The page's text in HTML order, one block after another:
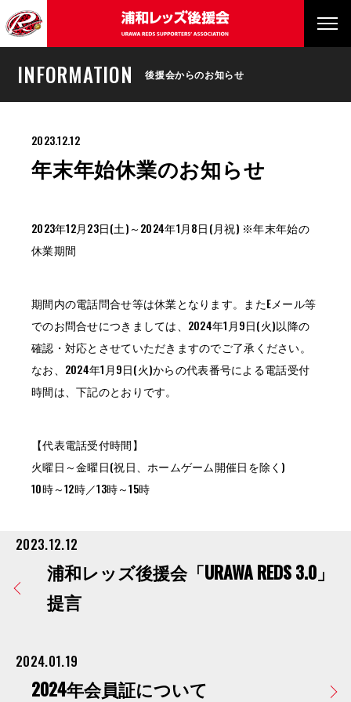
INFORMATION 後援会からのお知らせ
2023.12.12
年末年始休業のお知らせ
2023年12月23日(土)～2024年1月8日(月祝) ※年末年始の
休業期間
期間内の電話問合せ等は休業となります。またEメール等
でのお問合せにつきましては、2024年1月9日(火)以降の
確認・対応とさせていただきますのでご了承ください。
なお、2024年1月9日(火)からの代表番号による電話受付
時間は、下記のとおりです。
【代表電話受付時間】
火曜日～金曜日(祝日、ホームゲーム開催日を除く)
10時～12時／13時～15時
2023.12.12
浦和レッズ後援会「URAWA REDS 3.0」
提言
2024.01.19
2024年会員証について